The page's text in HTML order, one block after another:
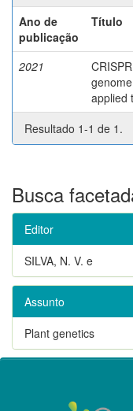
Ano de
publicação
Título
2021
applied
Resultado 1-1 de 1.
Busca
Editor
SILVA, N. V. e
Assunto
Plant genetics